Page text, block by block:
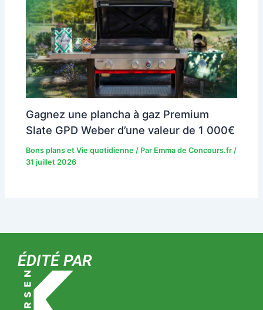
Gagnez une plancha à gaz Premium
Slate GPD Weber d’une valeur de 1 000€
Bons plans et Vie quotidienne / Par Emma de Concours.fr/
31 juillet 2026
ÉDITÉ PAR